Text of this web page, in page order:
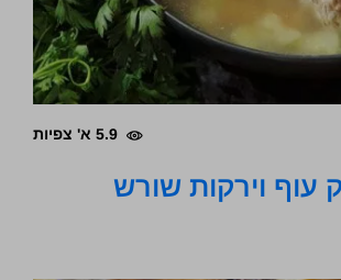
5.9 א' צפיות
עוף וירקות שורש